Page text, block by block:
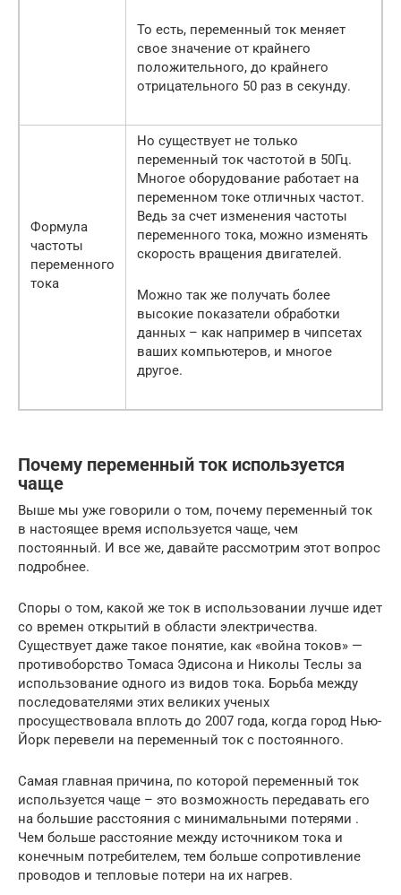
То есть, переменный ток меняет
свое значение от крайнего
положительного, до крайнего
отрицательного 50 раз в секунду.
Формула
частоты
переменного
тока
Но существует не только
переменный ток частотой в 50Гц.
Многое оборудование работает на
переменном токе отличных частот.
Ведь за счет изменения частоты
переменного тока, можно изменять
скорость вращения двигателей.
Можно так же получать более
высокие показатели обработки
данных – как например в чипсетах
ваших компьютеров, и многое
другое.
Почему переменный ток используется
чаще
Выше мы уже говорили о том, почему переменный ток
в настоящее время используется чаще, чем
постоянный. И все же, давайте рассмотрим этот вопрос
подробнее.
Споры о том, какой же ток в использовании лучше идет
со времен открытий в области электричества.
Существует даже такое понятие, как «война токов» —
противоборство Томаса Эдисона и Николы Теслы за
использование одного из видов тока. Борьба между
последователями этих великих ученых
просуществовала вплоть до 2007 года, когда город Нью-
Йорк перевели на переменный ток с постоянного.
Самая главная причина, по которой переменный ток
используется чаще – это возможность передавать его
на большие расстояния с минимальными потерями .
Чем больше расстояние между источником тока и
конечным потребителем, тем больше сопротивление
проводов и тепловые потери на их нагрев.